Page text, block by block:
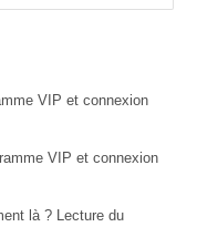
VIP et connexion
VIP et connexion
là ? Lecture du